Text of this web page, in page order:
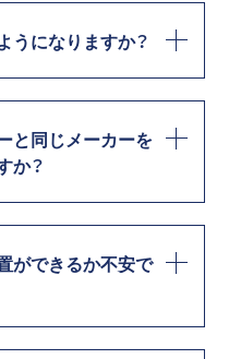
うになりますか？
と同じメーカーを
か？
ができるか不安で